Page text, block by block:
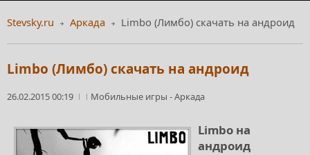
Stevsky.ru Аркада Limbo (Лимбо) скачать на андроид
Limbo (Лимбо) скачать на андроид
26.02.2015 00:19 Мобильные игры -Аркада
Limbo на
андроид